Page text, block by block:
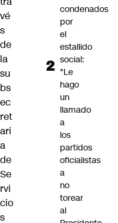
vé
s
de
la
su
bs
ec
ret
ari
a
de
Se
rvi
cio
s
condenados
por
el
estallido
social:
"Le
hago
un
llamado
a
los
partidos
oficialistas
a
no
torear
al